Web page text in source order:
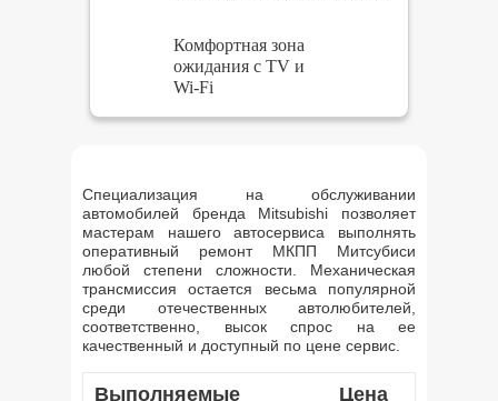
Комфортная зона
ожидания с TV и
Wi-Fi
Специализация на обслуживании
автомобилей бренда Mitsubishi позволяет
мастерам нашего автосервиса выполнять
оперативный ремонт МКПП Митсубиси
любой степени сложности. Механическая
трансмиссия остается весьма популярной
среди отечественных автолюбителей,
соответственно, высок спрос на ее
качественный и доступный по цене сервис.
Выполняемые Цена